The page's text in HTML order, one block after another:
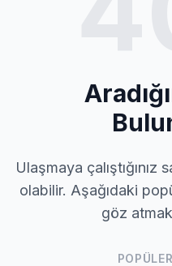
Ulaşmaya çalıştığınız
olabilir. Aşağıdaki
göz